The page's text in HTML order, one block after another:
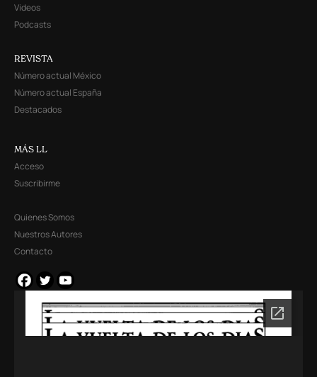
Videos
Podcasts
REVISTA
Número actual México
Número actual España
Destacados
MÁS LL
Acceso
Suscribirme
Quienes Somos
Nuestros Autores
Contacto